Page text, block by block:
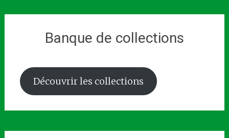
Banque de collections
Découvrir les collections